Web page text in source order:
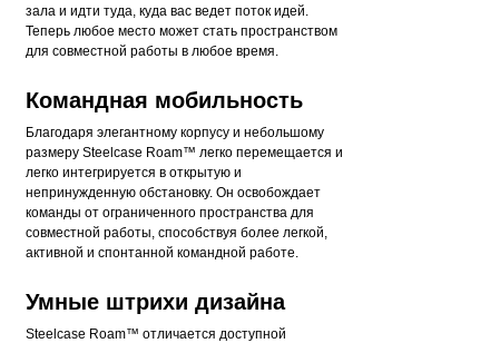
зала и идти туда, куда вас ведет поток идей.
Теперь любое место может стать пространством
для совместной работы в любое время.
Командная мобильность
Благодаря элегантному корпусу и небольшому
размеру Steelcase Roam™ легко перемещается и
легко интегрируется в открытую и
непринужденную обстановку. Он освобождает
команды от ограниченного пространства для
совместной работы, способствуя более легкой,
активной и спонтанной командной работе.
Умные штрихи дизайна
Steelcase Roam™ отличается доступной